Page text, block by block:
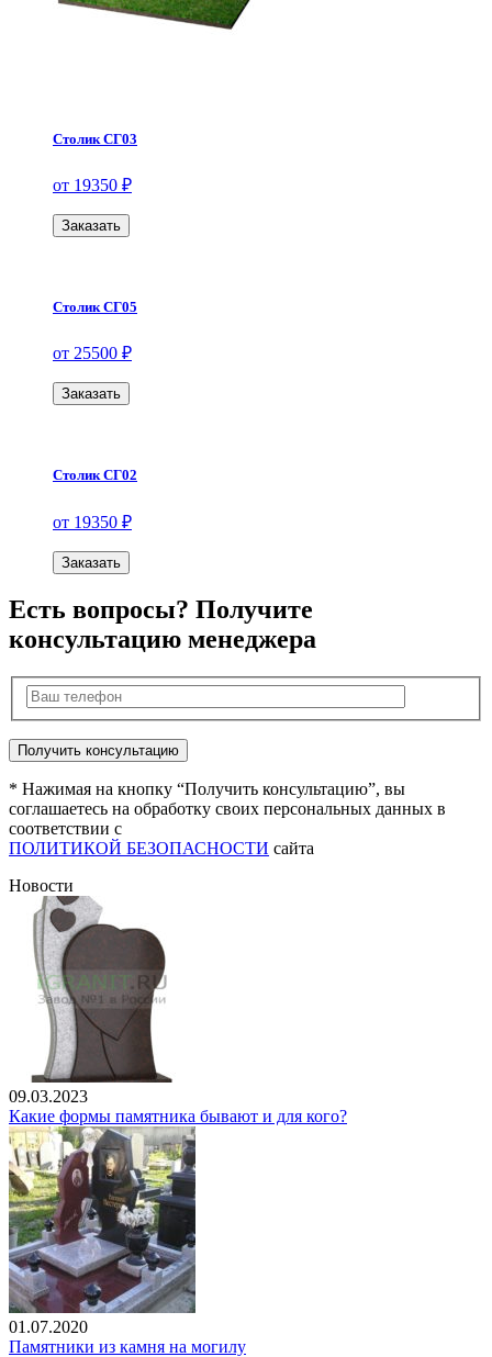
Столик СГ03
от 19350 ₽
Заказать
Столик СГ05
от 25500 ₽
Заказать
Столик СГ02
от 19350 ₽
Заказать
Есть вопросы? Получите
консультацию менеджера
* Нажимая на кнопку “Получить консультацию”, вы
соглашаетесь на обработку своих персональных данных в
соответствии с
ПОЛИТИКОЙ БЕЗОПАСНОСТИ сайта
Новости
09.03.2023
Какие формы памятника бывают и для кого?
01.07.2020
Памятники из камня на могилу